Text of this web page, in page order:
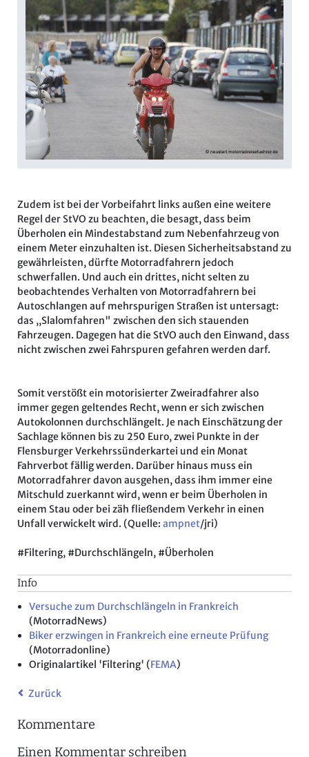
Zudem ist bei der Vorbeifahrt links außen eine weitere
Regel der StVO zu beachten, die besagt, dass beim
Überholen ein Mindestabstand zum Nebenfahrzeug von
einem Meter einzuhalten ist. Diesen Sicherheitsabstand zu
gewährleisten, dürfte Motorradfahrern jedoch
schwerfallen. Und auch ein drittes, nicht selten zu
beobachtendes Verhalten von Motorradfahrern bei
Autoschlangen auf mehrspurigen Straßen ist untersagt:
das ,,Slalomfahren" zwischen den sich stauenden
Fahrzeugen. Dagegen hat die StVO auch den Einwand, dass
nicht zwischen zwei Fahrspuren gefahren werden darf.
Somit verstößt ein motorisierter Zweiradfahrer also
immer gegen geltendes Recht, wenn er sich zwischen
Autokolonnen durchschlängelt. Je nach Einschätzung der
Sachlage können bis zu 250 Euro, zwei Punkte in der
Flensburger Verkehrssünderkartei und ein Monat
Fahrverbot fällig werden. Darüber hinaus muss ein
Motorradfahrer davon ausgehen, dass ihm immer eine
Mitschuld zuerkannt wird, wenn er beim Überholen in
einem Stau oder bei zäh fließendem Verkehr in einen
Unfall verwickelt wird. (Quelle: ampnet/jri)
#Filtering, #Durchschlängeln, #Überholen
Info
Versuche zum Durchschlängeln in Frankreich
(MotorradNews)
Biker erzwingen in Frankreich eine erneute Prüfung
(Motorradonline)
Originalartikel 'Filtering' (FEMA)
Zurück
Kommentare
Einen Kommentar schreiben